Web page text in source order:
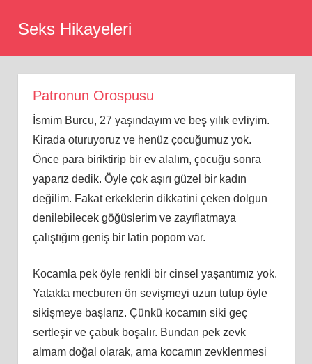
Seks Hikayeleri
Patronun Orospusu
İsmim Burcu, 27 yaşındayım ve beş yılık evliyim.
Kirada oturuyoruz ve henüz çocuğumuz yok.
Önce para biriktirip bir ev alalım, çocuğu sonra
yaparız dedik. Öyle çok aşırı güzel bir kadın
değilim. Fakat erkeklerin dikkatini çeken dolgun
denilebilecek göğüslerim ve zayıflatmaya
çalıştığım geniş bir latin popom var.
Kocamla pek öyle renkli bir cinsel yaşantımız yok.
Yatakta mecburen ön sevişmeyi uzun tutup öyle
sikişmeye başlarız. Çünkü kocamın siki geç
sertleşir ve çabuk boşalır. Bundan pek zevk
almam doğal olarak, ama kocamın zevklenmesi